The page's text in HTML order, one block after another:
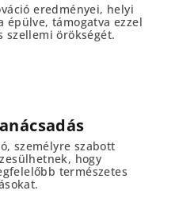
eredményei, helyi
épülve, támogatva ezzel
szellemi örökségét.
személyre szabott
hogy
természetes